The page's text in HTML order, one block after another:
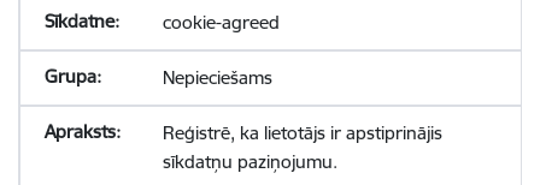
cookie-agreed
Nepieciešams
Reģistrē, ka lietotājs ir apstiprinājis
sīkdatņu paziņojumu.